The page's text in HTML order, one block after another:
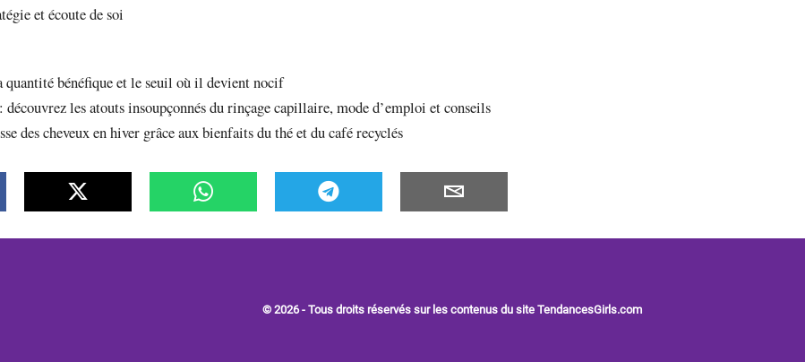
et écoute de soi
quantité bénéfique et le seuil où il devient nocif
découvrez les atouts insoupçonnés du rinçage capillaire, mode d’emploi et conseils
des cheveux en hiver grâce aux bienfaits du thé et du café recyclés
© 2026 - Tous droits réservés sur les contenus du site TendancesGirls.com